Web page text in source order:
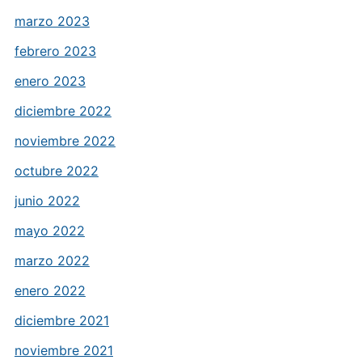
marzo 2023
febrero 2023
enero 2023
diciembre 2022
noviembre 2022
octubre 2022
junio 2022
mayo 2022
marzo 2022
enero 2022
diciembre 2021
noviembre 2021